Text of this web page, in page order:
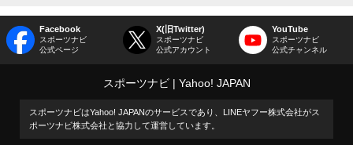
Facebook
スポーツナビ
公式ページ
X(旧Twitter)
スポーツナビ
公式アカウント
YouTube
スポーツナビ
公式チャンネル
スポーツナビ Yahoo! JAPAN
スポーツナビはYahoo! JAPANのサービスであり、LINEヤフー株式会社がス
ポーツナビ株式会社と協力して運営しています。